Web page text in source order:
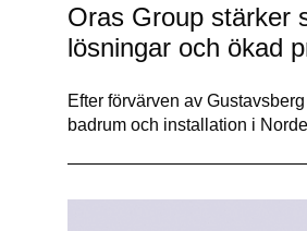
Oras Group stärker
lösningar och ökad
Efter förvärven av
badrum och installation i